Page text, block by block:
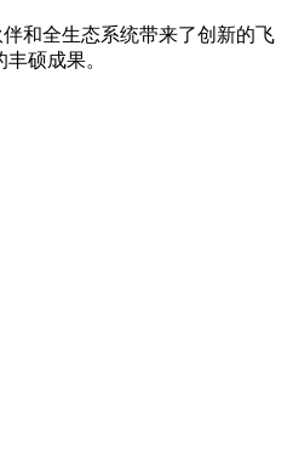
和全生态系统带来了创新的飞
硕成果。